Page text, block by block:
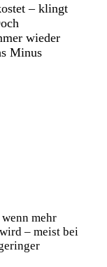
– klingt
wieder
Minus
mehr
– meist bei